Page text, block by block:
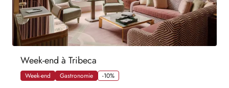
Week-end à Tribeca
Week-end Gastronomie -10%